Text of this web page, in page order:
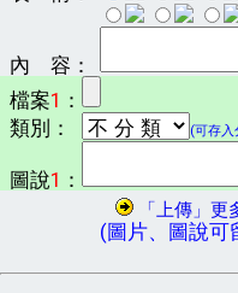
內 容：
檔案1 ：
類別：
(可存入
圖說1 ：
「上傳」更
(圖片、圖說可